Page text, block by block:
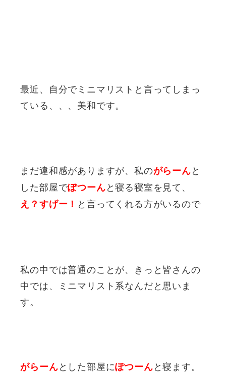
最近、自分でミニマリストと言ってしまっ
ている、、、美和です。
まだ違和感がありますが、私のがらーんと
した部屋でぽつーんと寝る寝室を見て、
え？すげー！ と言ってくれる方がいるので
私の中では普通のことが、きっと皆さんの
中では、ミニマリスト系なんだと思いま
す。
がらーんとした部屋にぽつーんと寝ます。